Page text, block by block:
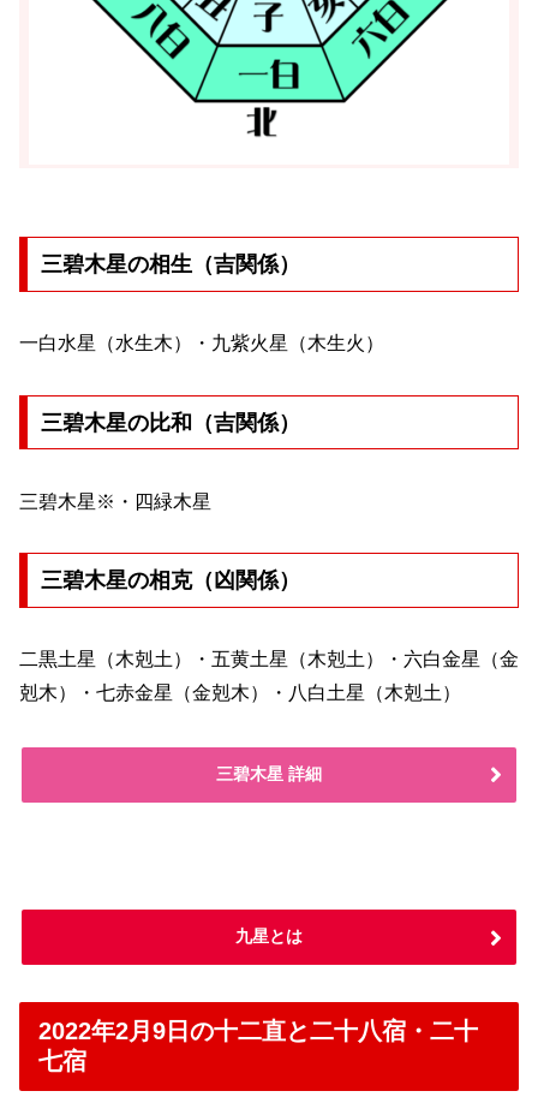
三碧木星の相生（吉関係）
一白水星（水生木）・九紫火星（木生火）
三碧木星の比和（吉関係）
三碧木星※・四緑木星
三碧木星の相克（凶関係）
二黒土星（木剋土）・五黄土星（木剋土）・六白金星（金
剋木）・七赤金星（金剋木）・八白土星（木剋土）
三碧木星 詳細
九星とは
2022年2月9日の十二直と二十八宿・二十
七宿